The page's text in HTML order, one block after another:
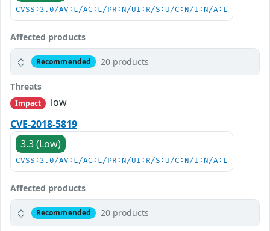
CVSS:3.0/AV:L/AC:L/PR:N/UI:R/S:U/C:N/I:N/A:L
Affected products
Recommended 20 products
Threats
Impact
low
CVE-2018-5819
3.3 (Low)
CVSS:3.0/AV:L/AC:L/PR:N/UI:R/S:U/C:N/I:N/A:L
Affected products
Recommended 20 products